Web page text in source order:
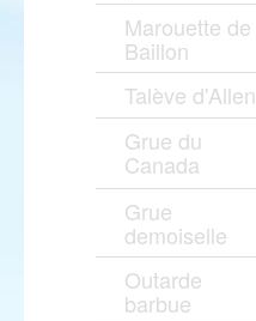
Marouette de
Baillon
Talève d'Allen
Grue du
Canada
Grue
demoiselle
Outarde
barbue